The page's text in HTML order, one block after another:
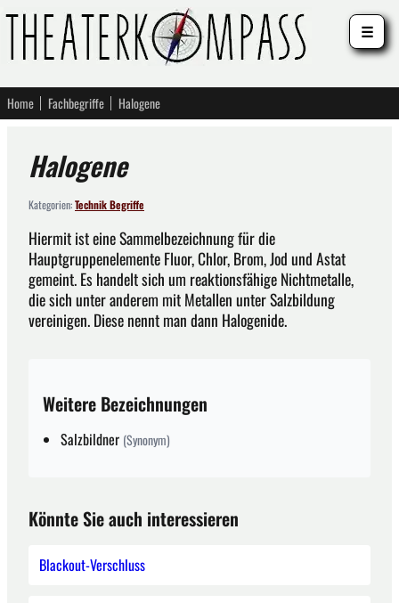
Home Fachbegriffe Halogene
Halogene
Kategorien:Technik Begriffe
Hiermit ist eine Sammelbezeichnung für die
Hauptgruppenelemente Fluor, Chlor, Brom, Jod und Astat
gemeint. Es handelt sich um reaktionsfähige Nichtmetalle,
die sich unter anderem mit Metallen unter Salzbildung
vereinigen. Diese nennt man dann Halogenide.
Weitere Bezeichnungen
Salzbildner (Synonym)
Könnte Sie auch interessieren
Blackout-Verschluss
☰